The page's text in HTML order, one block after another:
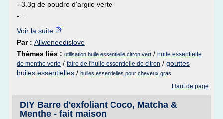
- 3.3g de poudre d'argile verte
-...
Voir la suite
Par : Allweneedislove
Thèmes liés : utilisation huile essentielle citron vert / huile essentielle
de menthe verte / faire de l'huile essentielle de citron / gouttes
huiles essentielles / huiles essentielles pour cheveux gras
Haut de page
DIY Barre d'exfoliant Coco, Matcha &
Menthe - fait maison